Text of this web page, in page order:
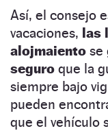
Así, el consejo
vacaciones, las
alojmaiento se
seguro que la
siempre bajo
pueden
que el vehículo